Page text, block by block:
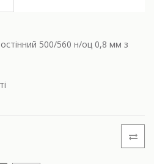
500/560 н/оц 0,8 мм з